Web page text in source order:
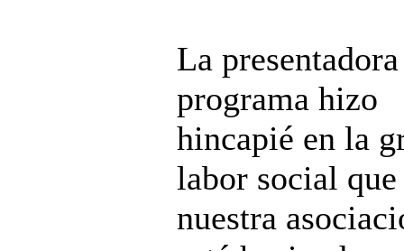
La
programa hizo
hincapié en la
labor social que
nuestra